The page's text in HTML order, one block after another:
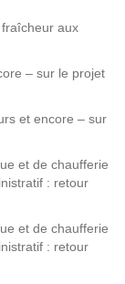
aux
– sur le projet
et encore – sur
et de chaufferie
: retour
et de chaufferie
: retour